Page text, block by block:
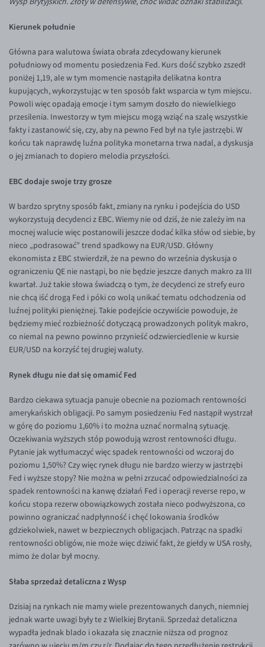
Inne pary walutowe
AUD/PLN
BGN/PLN
CAD/PLN
CNY/PLN
HKD/PLN
HUF/PLN
ILS/PLN
NZD/PLN
RON/PLN
SGD/PLN
TRY/PLN
ZAR/PLN
EUR/USD
EUR/GBP
EUR/CHF
EUR/CZK
EUR/NOK
EUR/SEK
EUR/BGN
EUR/CAD
EUR/CNY
EUR/HUF
EUR/ILS
EUR/JPY
EUR/SGD
EUR/TRY
Aplikacja mobilna
Bezpieczeństwo
Pomoc
Pomoc
FAQ
Konto i opłaty
Wymiana walut
Banki i przelewy
Słowniczek
Poradnik
KONTAKT
Kontakt
Dla mediów
PL
Kierunek południe
Główna para walutowa świata obrała zdecydowany kierunek
południowy od momentu posiedzenia Fed. Kurs dość szybko zszedł
poniżej 1,19, ale w tym momencie nastąpiła delikatna kontra
kupujących, wykorzystując w ten sposób fakt wsparcia w tym miejscu.
Powoli więc opadają emocje i tym samym doszło do niewielkiego
przesilenia. Inwestorzy w tym miejscu mogą wziąć na szalę wszystkie
fakty i zastanowić się, czy, aby na pewno Fed był na tyle jastrzębi. W
końcu tak naprawdę luźna polityka monetarna trwa nadal, a dyskusja
o jej zmianach to dopiero melodia przyszłości.
EBC dodaje swoje trzy grosze
W bardzo sprytny sposób fakt, zmiany na rynku i podejścia do USD
wykorzystują decydenci z EBC. Wiemy nie od dziś, że nie zależy im na
mocnej walucie więc postanowili jeszcze dodać kilka słów od siebie, by
nieco „podrasować” trend spadkowy na EUR/USD. Główny
ekonomista z EBC stwierdził, że na pewno do września dyskusja o
ograniczeniu QE nie nastąpi, bo nie będzie jeszcze danych makro za III
kwartał. Już takie słowa świadczą o tym, że decydenci ze strefy euro
nie chcą iść drogą Fed i póki co wolą unikać tematu odchodzenia od
luźnej polityki pieniężnej. Takie podejście oczywiście powoduje, że
będziemy mieć rozbieżność dotyczącą prowadzonych polityk makro,
co niemal na pewno powinno przynieść odzwierciedlenie w kursie
EUR/USD na korzyść tej drugiej waluty.
Rynek długu nie dał się omamić Fed
Bardzo ciekawa sytuacja panuje obecnie na poziomach rentowności
amerykańskich obligacji. Po samym posiedzeniu Fed nastąpił wystrzał
w górę do poziomu 1,60% i to można uznać normalną sytuację.
Oczekiwania wyższych stóp powodują wzrost rentowności długu.
Pytanie jak wytłumaczyć więc spadek rentowności od wczoraj do
poziomu 1,50%? Czy więc rynek długu nie bardzo wierzy w jastrzębi
Fed i wyższe stopy? Nie można w pełni zrzucać odpowiedzialności za
spadek rentowności na kanwę działań Fed i operacji reverse repo, w
końcu stopa rezerw obowiązkowych została nieco podwyższona, co
powinno ograniczać nadpłynność i chęć lokowania środków
gdziekolwiek, nawet w bezpiecznych obligacjach. Patrząc na spadki
rentowności obligów, nie może więc dziwić fakt, że giełdy w USA rosły,
mimo że dolar był mocny.
Słaba sprzedaż detaliczna z Wysp
Dzisiaj na rynkach nie mamy wiele prezentowanych danych, niemniej
jednak warte uwagi były te z Wielkiej Brytanii. Sprzedaż detaliczna
wypadła jednak blado i okazała się znacznie niższa od prognoz